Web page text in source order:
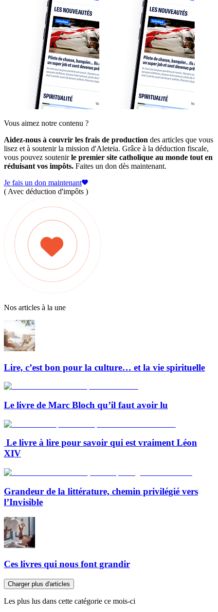
Vous aimez notre contenu ?
Aidez-nous à couvrir les frais de production des articles que vous
lisez et à soutenir la mission d'Aleteia. Grâce à la déduction fiscale,
vous pouvez soutenirle premier site catholique au monde tout en
réduisant vos impôts. Faites un don dès maintenant.
Je fais un don maintenant
( Avec déduction d'impôts )
Nos articles à la une
Lire, c’est bon pour la culture… et la vie spirituelle
Le livre de Marc Bloch qu’il faut avoir lu
Le livre à lire pour savoir qui est vraiment Léon
XIV
Grandeur de la littérature, chemin privilégié vers
l’Invisible
Ces livres qui nous font grandir
Charger plus d'articles
Les plus lus dans cette catégorie ce mois-ci